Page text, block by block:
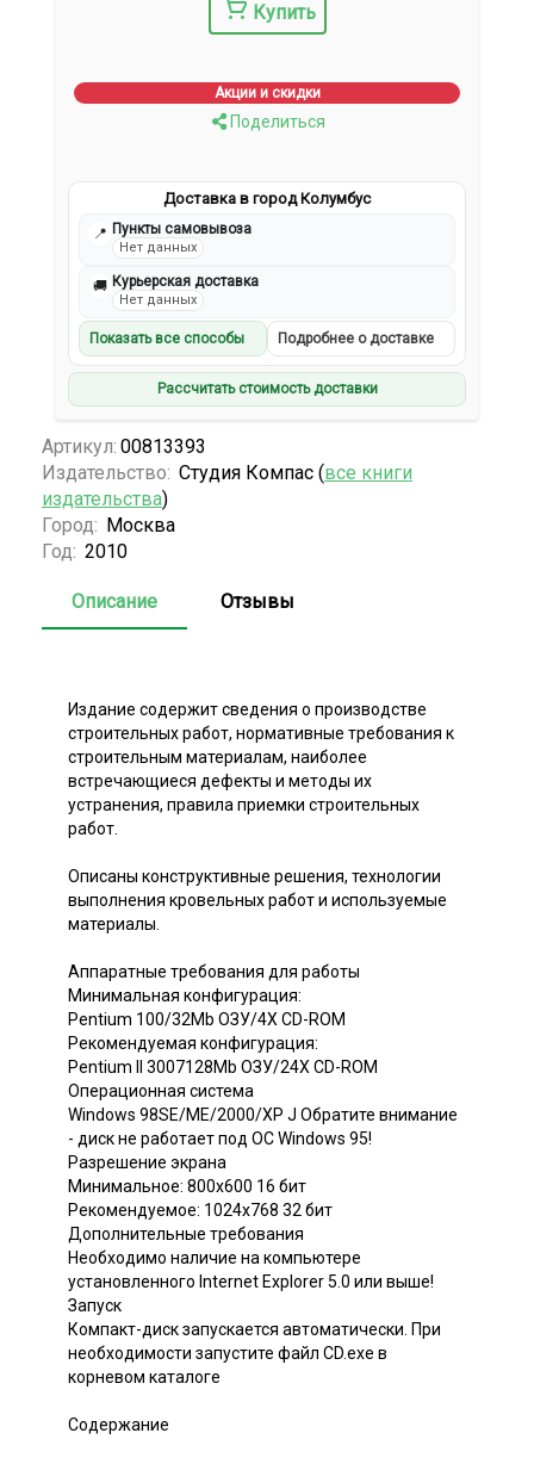
Купить
Акции и скидки
Поделиться
Доставка в город Колумбус
📍 Пункты самовывоза
Нет данных
🚚 Курьерская доставка
Нет данных
Показать все способы Подробнее о доставке
Рассчитать стоимость доставки
Артикул: 00813393
Издательство: Студия Компас (все книги
издательства)
Город: Москва
Год: 2010
Описание Отзывы
Издание содержит сведения о производстве
строительных работ, нормативные требования к
строительным материалам, наиболее
встречающиеся дефекты и методы их
устранения, правила приемки строительных
работ.
Описаны конструктивные решения, технологии
выполнения кровельных работ и используемые
материалы.
Аппаратные требования для работы
Минимальная конфигурация:
Pentium 100/32Mb ОЗУ/4Х CD-ROM
Рекомендуемая конфигурация:
Pentium II 3007128Mb ОЗУ/24Х CD-ROM
Операционная система
Windows 98SE/ME/2000/XP J Обратите внимание
- диск не работает под ОС Windows 95!
Разрешение экрана
Минимальное: 800x600 16 бит
Рекомендуемое: 1024x768 32 бит
Дополнительные требования
Необходимо наличие на компьютере
установленного Internet Explorer 5.0 или выше!
Запуск
Компакт-диск запускается автоматически. При
необходимости запустите файл CD.exe в
корневом каталоге
Содержание